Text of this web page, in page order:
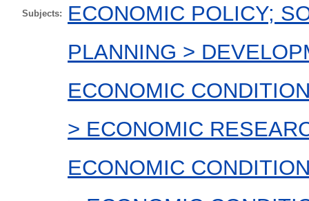
Subjects:
ECONOMIC POLICY;
PLANNING >
ECONOMIC
> ECONOMIC
ECONOMIC